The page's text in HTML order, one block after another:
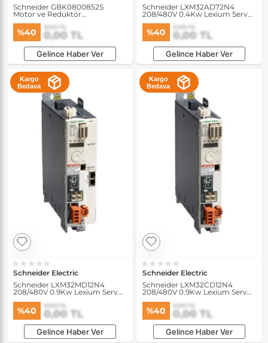
Schneider GBK0800852S
Motor ve Redüktör
Kiti
%40 0,00 TL
0,00 TL
Gelince Haber Ver
Schneider LXM32AD72N4
208/480V 0.4Kw Lexium Servo
%40 0,00 TL
0,00 TL
Gelince Haber Ver
Kargo
Bedava
Schneider Electric
Schneider LXM32MD12N4
208/480V 0.9Kw Lexium Servo
%40 0,00 TL
0,00 TL
Gelince Haber Ver
Kargo
Bedava
Schneider Electric
Schneider LXM32CD12N4
208/480V 0.9Kw Lexium Servo
%40 0,00 TL
0,00 TL
Gelince Haber Ver